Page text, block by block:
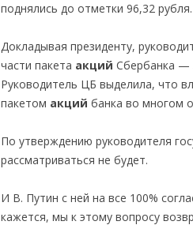
поднялись до отметки 96,32 рубля.
Докладывая президенту,
части пакета акций Сбербанка —
Руководитель ЦБ выделила, что
пакетом акций банка во многом
По утверждению руководителя
рассматриваться не будет.
И В. Путин с ней на все 100%
кажется, мы к этому вопросу